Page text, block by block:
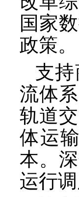
国家
政策。
支
流体
轨道
体运
本。
运行调